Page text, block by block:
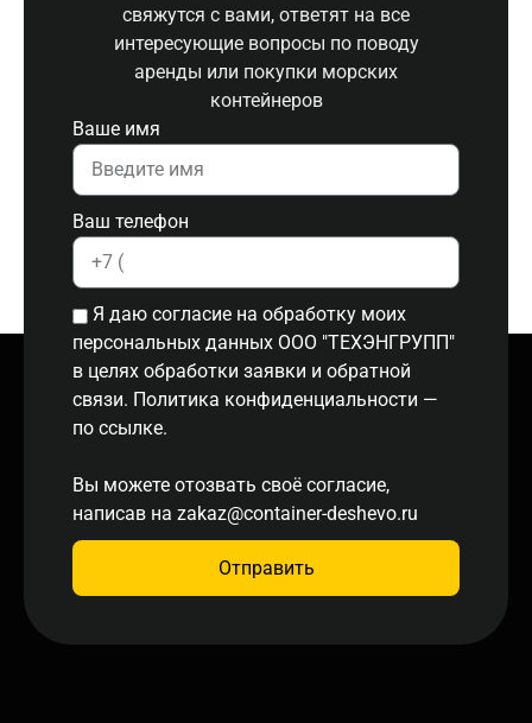
свяжутся с вами, ответят на все
интересующие вопросы по поводу
аренды или покупки морских
контейнеров
Ваше имя
Ваш телефон
Я даю согласие на обработку моих
персональных данных ООО "ТЕХЭНГРУПП"
в целях обработки заявки и обратной
связи. Политика конфиденциальности —
по ссылке.
Вы можете отозвать своё согласие,
написав на zakaz@container-deshevo.ru
Отправить